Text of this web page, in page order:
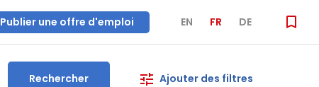
Publier une offre d'emploi EN FR DE
Rechercher Ajouter des filtres